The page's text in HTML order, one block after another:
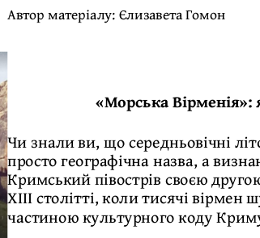
Автор матеріалу:Єлизавета Гомон
«Морська Вірменія»:
Чи знали ви, що середньовічні
просто географічна назва, а
Кримський півострів своєю
XIII столітті, коли тисячі вірмен
частиною культурного коду